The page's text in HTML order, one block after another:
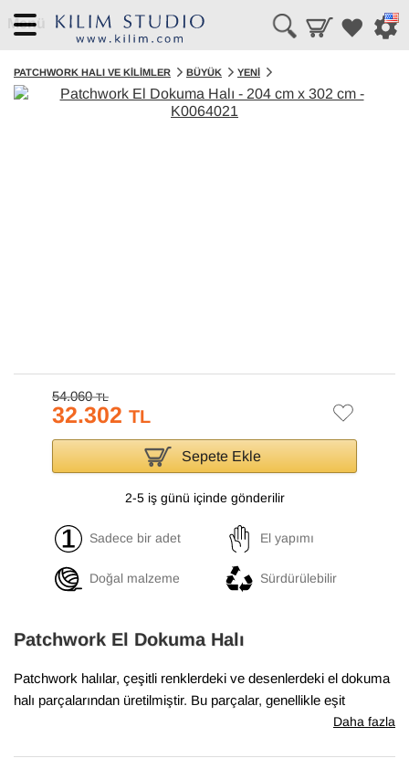
Menü
PATCHWORK HALI VE KILIMLER BÜYÜK YENI
54.060TL
32.302 TL
Sepete Ekle
2-5 iş günü içinde gönderilir
Sadece bir adet El yapımı
Doğal malzeme Sürdürülebilir
Patchwork El Dokuma Halı
Patchwork halılar, çeşitli renklerdeki ve desenlerdeki el dokuma
halı parçalarından üretilmiştir. Bu parçalar, genellikle eşit
boyutlarda ve düzenli şekillerde kesilir ve sonra yan yana ve üst
Daha fazla